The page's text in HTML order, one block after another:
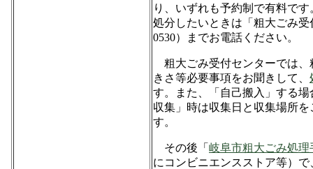
り、いずれも予約制で有料で
処分したいときは「粗大ごみ受
0530）までお電話ください。
粗大ごみ受付センターでは、
きさ等必要事項をお聞きして、
す。また、「自己搬入」する
収集」時は収集日と収集場所
す。
その後「 岐阜市粗大ごみ処
にコンビニエンスストア等）